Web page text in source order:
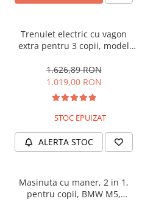
Trenulet electric cu vagon
extra pentru 3 copii, model
music player, albastru
1.626,89 RON
1.019,00 RON
STOC EPUIZAT
ALERTA STOC
Masinuta cu maner, 2 in 1,
pentru copii, BMW M5,